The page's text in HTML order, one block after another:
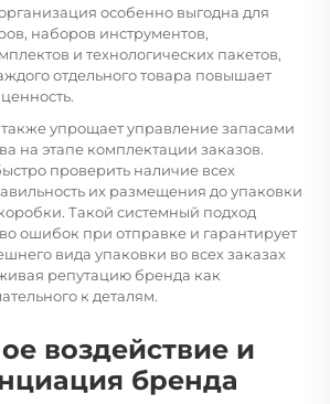
особенно выгодна для
наборов инструментов,
и технологических пакетов,
отдельного товара повышает
упрощает управление запасами
на этапе комплектации заказов.
проверить наличие всех
их размещения до упаковки
Такой системный подход
ошибок при отправке и гарантирует
вида упаковки во всех заказах
репутацию бренда как
к деталям.
воздействие и
бренда